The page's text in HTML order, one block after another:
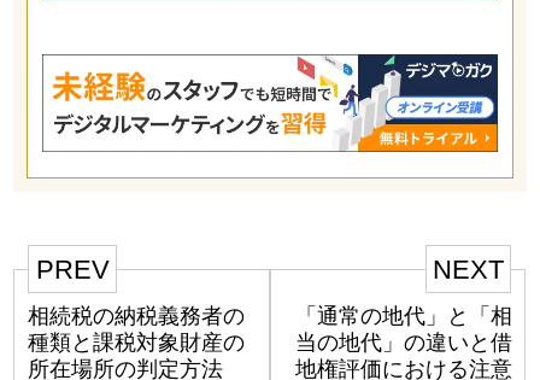
PREV
相続税の納税義務者の
種類と課税対象財産の
所在場所の判定方法
NEXT
「通常の地代」と「相
当の地代」の違いと借
地権評価における注意